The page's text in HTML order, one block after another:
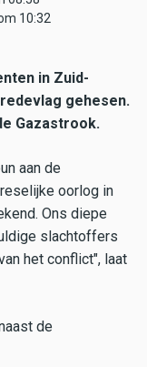
10:32
in Zuid-
gehesen.
Gazastrook.
aan de
oorlog in
Ons diepe
slachtoffers
het conflict", laat
de